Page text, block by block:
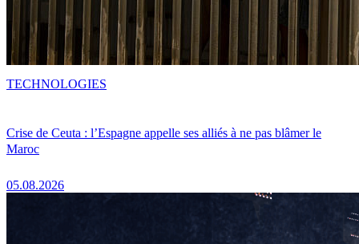
Crise de Ceuta : l’Espagne appelle ses alliés à ne pas blâmer le
Maroc
05.08.2026
TECHNOLOGIES